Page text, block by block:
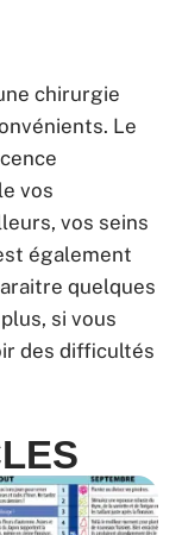
chirurgie
Le
vos
vos seins
également
quelques
si vous
des difficultés